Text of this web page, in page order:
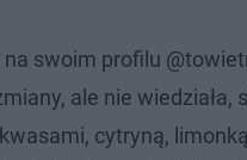
swoim profilu
ale nie
cytryną,